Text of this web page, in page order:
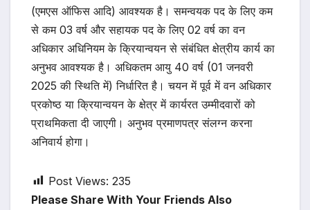
(एमएस ऑफिस आदि) आवश्यक है। समन्वयक पद के लिए कम
से कम 03 वर्ष और सहायक पद के लिए 02 वर्ष का वन
अधिकार अधिनियम के क्रियान्वयन से संबंधित क्षेत्रीय कार्य का
अनुभव आवश्यक है। अधिकतम आयु 40 वर्ष (01 जनवरी
2025 की स्थिति में) निर्धारित है। चयन में पूर्व में वन अधिकार
प्रकोष्ठ या क्रियान्वयन के क्षेत्र में कार्यरत उम्मीदवारों को
प्राथमिकता दी जाएगी। अनुभव प्रमाणपत्र संलग्न करना
अनिवार्य होगा।
Post Views: 235
Please Share With Your Friends Also